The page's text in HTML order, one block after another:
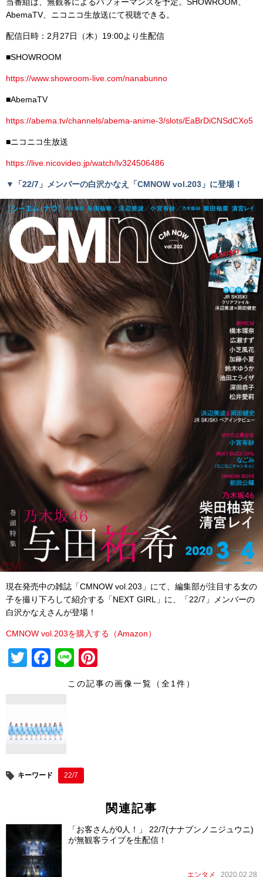
AbemaTV、ニコニコ生放送にて視聴できる。
配信日時：2月27日（木）19:00より生配信
■SHOWROOM
https://www.showroom-live.com/nanabunno
■AbemaTV
https://abema.tv/channels/abema-anime-3/slots/EaBrDiCNSdCXo5
■ニコニコ生放送
https://live.nicovideo.jp/watch/lv324506486
▼「22/7」メンバーの白沢かなえ「CMNOW vol.203」に登場！
現在発売中の雑誌「CMNOW vol.203」にて、編集部が注目する女の
子を撮り下ろして紹介する「NEXT GIRL」に、「22/7」メンバーの
白沢かなえさんが登場！
CMNOW vol.203を購入する（Amazon）
T
F
b
o
k
Li
n
nt
この記事の画像一覧（全1件）
キーワード 22/7
関連記事
「お客さんが0人！」 22/7(ナナブンノニジュウニ)
が無観客ライブを生配信！
エンタメ 2020.02.28